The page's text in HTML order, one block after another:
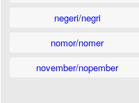
negeri/negri
nomor/nomer
november/nopember